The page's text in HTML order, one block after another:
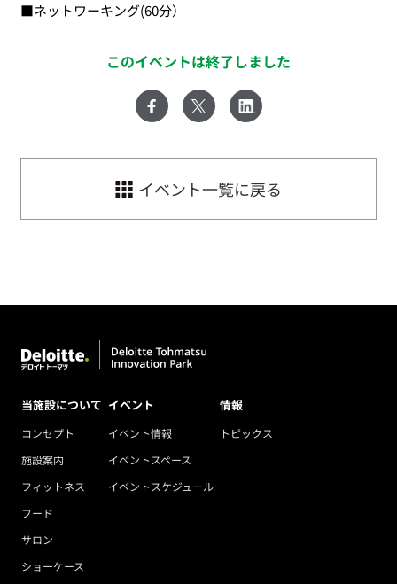
■ネットワーキング(60分）
このイベントは終了しました
イベント一覧に戻る
当施設について
コンセプト
施設案内
フィットネス
フード
サロン
ショーケース
イベント
イベント情報
イベントスペース
イベントスケジュール
情報
トピックス